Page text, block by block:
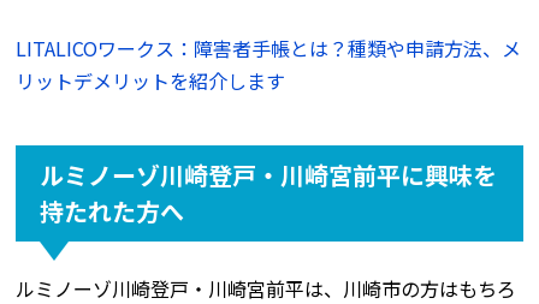
LITALICOワークス：障害者手帳とは？種類や申請方法、メ
リットデメリットを紹介します
ルミノーゾ川崎登戸・川崎宮前平に興味を
持たれた方へ
ルミノーゾ川崎登戸・川崎宮前平は、川崎市の方はもちろ